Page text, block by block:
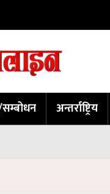
अन्तर्राष्ट्रिय